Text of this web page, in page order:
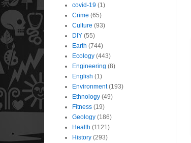
covid-19 (1)
Crime (65)
Culture (93)
DIY (55)
Earth (744)
Ecology (443)
Engineering (8)
English (1)
Environment (193)
Ethnology (49)
Fitness (19)
Geology (186)
Health (1121)
History (293)